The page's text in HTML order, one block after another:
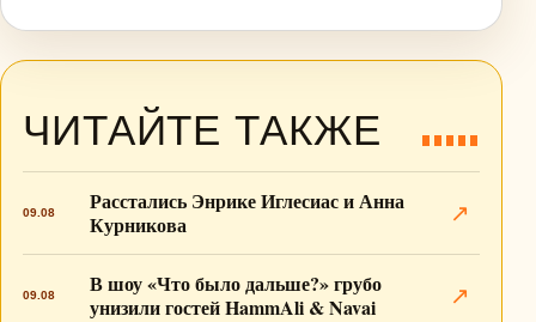
ЧИТАЙТЕ ТАКЖЕ
09.08
Расстались Энрике Иглесиас и Анна
Курникова
↗
09.08
В шоу «Что было дальше?» грубо
унизили гостей HammAli & Navai
↗